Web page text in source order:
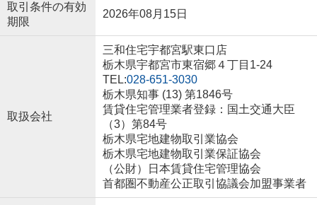
取引条件の有効
期限
2026年08月15日
取扱会社
三和住宅宇都宮駅東口店
栃木県宇都宮市東宿郷４丁目1-24
TEL:028-651-3030
栃木県知事 (13) 第1846号
賃貸住宅管理業者登録：国土交通大臣
（3）第84号
栃木県宅地建物取引業協会
栃木県宅地建物取引業保証協会
（公財）日本賃貸住宅管理協会
首都圏不動産公正取引協議会加盟事業者